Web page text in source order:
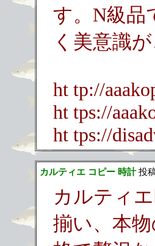
す。N級品
く美意識
ht tp://
ht tps://
ht tps://
カルティエ コピー 時計投
カルティ
揃い、本